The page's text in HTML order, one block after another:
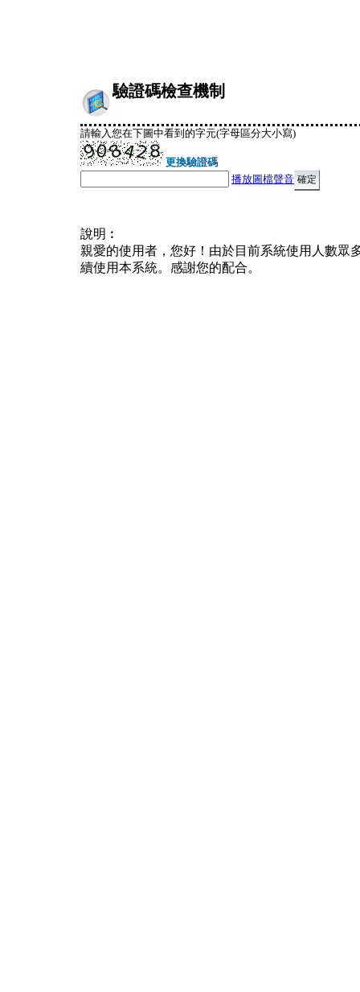
驗證碼檢查機制
請輸入您在下圖中看到的字元(字母區分大小寫)
更換驗證碼
播放圖檔聲音
說明︰
親愛的使用者，您好！由於目前系統使用人數眾
續使用本系統。感謝您的配合。